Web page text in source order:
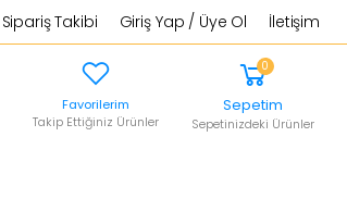
Sipariş Takibi Giriş Yap / Üye Ol İletişim
Favorilerim
Takip Ettiğiniz Ürünler
0
Sepetim
Sepetinizdeki Ürünler